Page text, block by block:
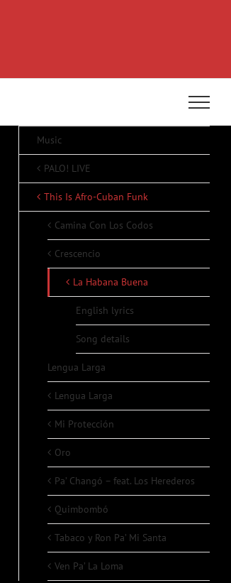
Music
PALO! LIVE
This Is Afro-Cuban Funk
Camina Con Los Codos
Crescencio
La Habana Buena
English lyrics
Song details
Lengua Larga
Lengua Larga
Mi Protección
Oro
Pa’ Changó – feat. Los Herederos
Quimbombó
Tabaco y Ron Pa’ Mi Santa
Ven Pa’ La Loma